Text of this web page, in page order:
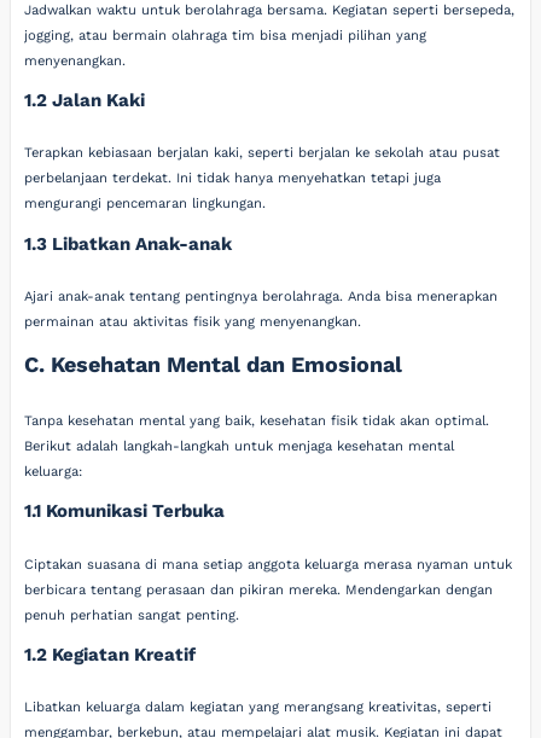
Jadwalkan waktu untuk berolahraga bersama. Kegiatan seperti bersepeda,
jogging, atau bermain olahraga tim bisa menjadi pilihan yang
menyenangkan.
1.2 Jalan Kaki
Terapkan kebiasaan berjalan kaki, seperti berjalan ke sekolah atau pusat
perbelanjaan terdekat. Ini tidak hanya menyehatkan tetapi juga
mengurangi pencemaran lingkungan.
1.3 Libatkan Anak-anak
Ajari anak-anak tentang pentingnya berolahraga. Anda bisa menerapkan
permainan atau aktivitas fisik yang menyenangkan.
C. Kesehatan Mental dan Emosional
Tanpa kesehatan mental yang baik, kesehatan fisik tidak akan optimal.
Berikut adalah langkah-langkah untuk menjaga kesehatan mental
keluarga:
1.1 Komunikasi Terbuka
Ciptakan suasana di mana setiap anggota keluarga merasa nyaman untuk
berbicara tentang perasaan dan pikiran mereka. Mendengarkan dengan
penuh perhatian sangat penting.
1.2 Kegiatan Kreatif
Libatkan keluarga dalam kegiatan yang merangsang kreativitas, seperti
menggambar, berkebun, atau mempelajari alat musik. Kegiatan ini dapat